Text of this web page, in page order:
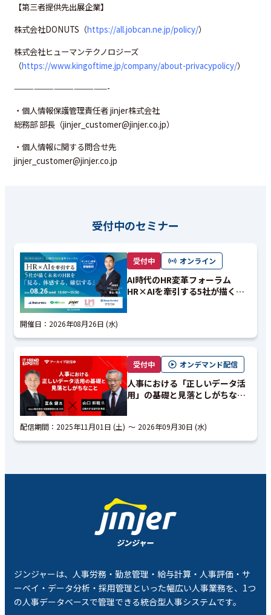
【第三者提供先出展企業】
株式会社DONUTS（https://all.jobcan.ne.jp/policy/）
株式会社ヒューマンテクノロジーズ
（https://www.kingoftime.jp/company/about-privacypolicy/）
——————————————-
・個人情報保護管理責任者 jinjer株式会社
総務部 部長（jinjer_customer@jinjer.co.jp）
・個人情報に関する問合せ先
jinjer_customer@jinjer.co.jp
受付中のセミナー
受付中 オンライン
AI時代のHR変革フォーラム
HR×AIを牽引する5社が描く未
開催日： 2026年08月26日 (水)
受付中 オンデマンド配信
人事における「正しいデータ活
用」の基礎と見落としがちなこ
配信期間： 2025年11月01日 (土) 2026年09月30日 (水)
ジンジャーは、人事労務・勤怠管理・給与計算・人事評価・サ
ーベイ・データ分析・採用管理といった幅広い人事業務を、1つ
の人事データベースで管理できる統合型人事システムです。